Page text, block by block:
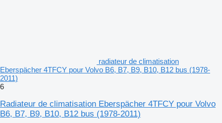
radiateur de climatisation
Eberspächer 4TFCY pour Volvo B6, B7, B9, B10, B12 bus (1978-
2011)
6
Radiateur de climatisation Eberspächer 4TFCY pour Volvo
B6, B7, B9, B10, B12 bus (1978-2011)